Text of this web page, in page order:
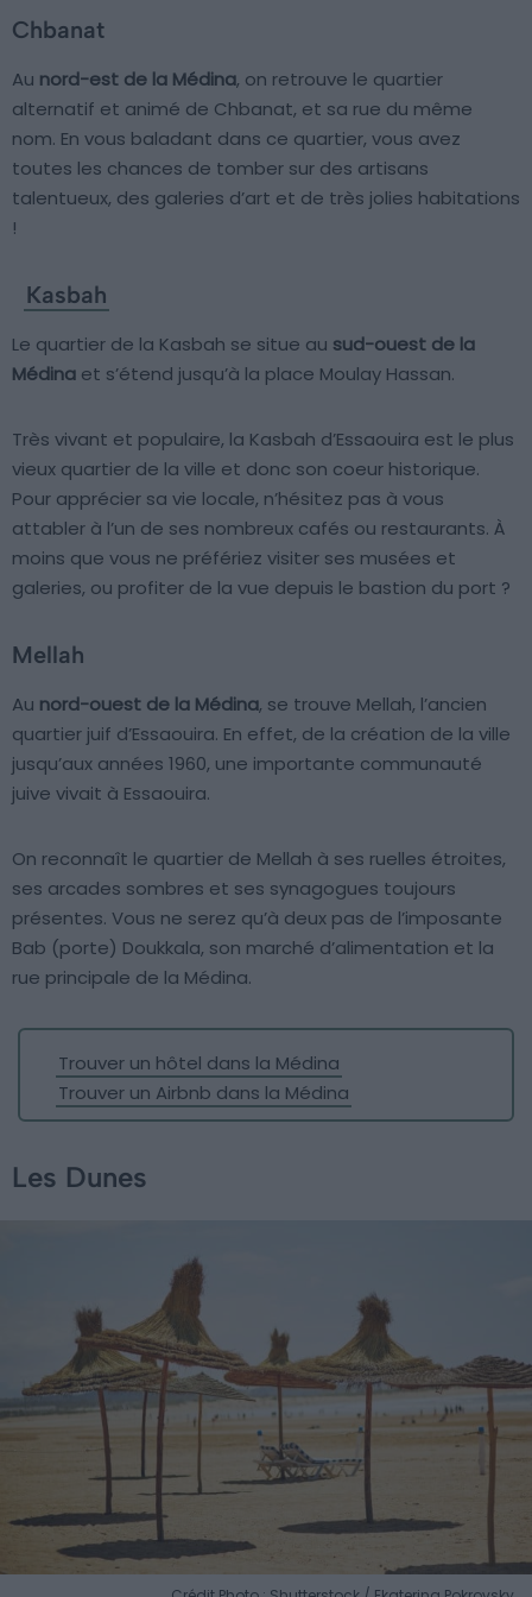
Chbanat
Au nord-est de la Médina, on retrouve le quartier
alternatif et animé de Chbanat, et sa rue du même
nom. En vous baladant dans ce quartier, vous avez
toutes les chances de tomber sur des artisans
talentueux, des galeries d’art et de très jolies habitations
!
Kasbah
Le quartier de la Kasbah se situe au sud-ouest de la
Médina et s’étend jusqu’à la place Moulay Hassan.
Très vivant et populaire, la Kasbah d’Essaouira est le plus
vieux quartier de la ville et donc son coeur historique.
Pour apprécier sa vie locale, n’hésitez pas à vous
attabler à l’un de ses nombreux cafés ou restaurants. À
moins que vous ne préfériez visiter ses musées et
galeries, ou profiter de la vue depuis le bastion du port ?
Mellah
Au nord-ouest de la Médina, se trouve Mellah, l’ancien
quartier juif d’Essaouira. En effet, de la création de la ville
jusqu’aux années 1960, une importante communauté
juive vivait à Essaouira.
On reconnaît le quartier de Mellah à ses ruelles étroites,
ses arcades sombres et ses synagogues toujours
présentes. Vous ne serez qu’à deux pas de l’imposante
Bab (porte) Doukkala, son marché d’alimentation et la
rue principale de la Médina.
Trouver un hôtel dans la Médina
Trouver un Airbnb dans la Médina
Les Dunes